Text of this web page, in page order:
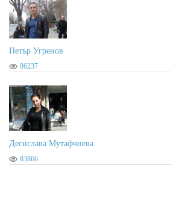
2023-05-27 13:34:41
Гласувам
2023-05-27 13:13:57
Гласувам за Вида Георгиева
Петър Угренов
86237
Десислава Мутафчиева
83866